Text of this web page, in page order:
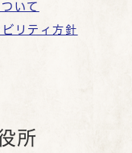
いて
リティ方針
所